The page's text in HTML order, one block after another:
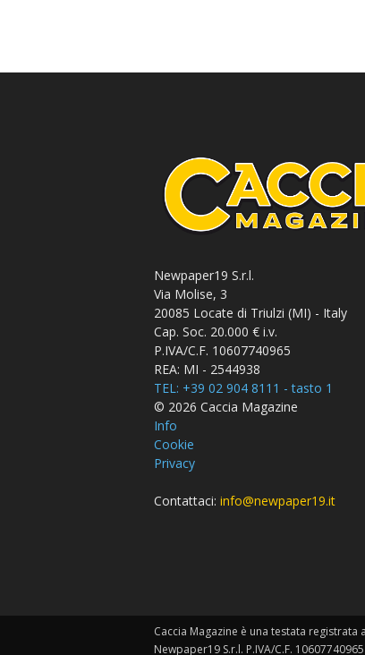
Newpaper19 S.r.l.
Via Molise, 3
20085 Locate di Triulzi (MI) - Italy
Cap. Soc. 20.000 € i.v.
P.IVA/C.F. 10607740965
REA: MI - 2544938
TEL: +39 02 904 8111 - tasto 1
© 2026 Caccia Magazine
Info
Cookie
Privacy
Contattaci: info@newpaper19.it
Caccia Magazine è una testata
Newpaper19 S.r.l. P.IVA/C.F.